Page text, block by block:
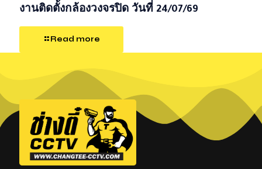
งานติดตั้งกล้องวงจรปิด วันที่ 24/07/69
Read more